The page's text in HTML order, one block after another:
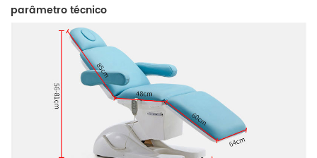
parâmetro técnico